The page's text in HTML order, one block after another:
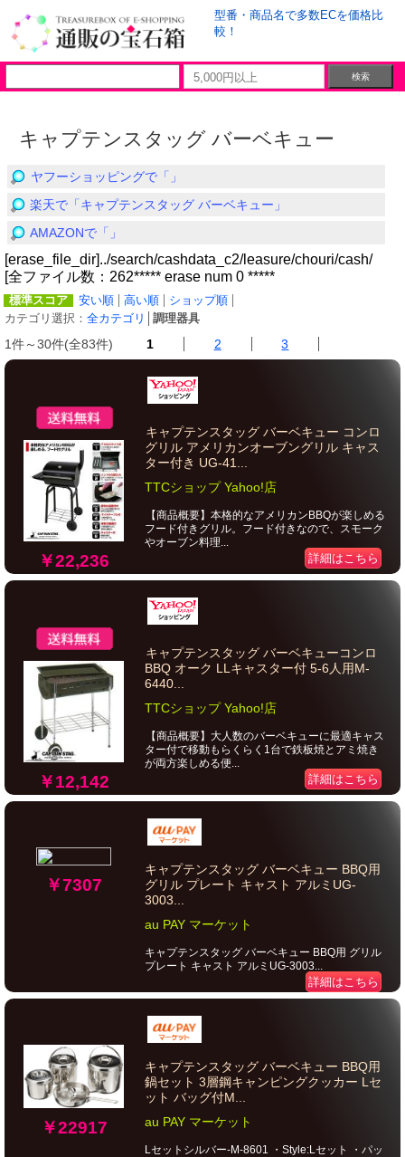
型番・商品名で多数ECを価格比
較！
キャプテンスタッグ バーベキュー
ヤフーショッピングで「」
楽天で「キャプテンスタッグ バーベキュー」
AMAZONで「」
[erase_file_dir]../search/cashdata_c2/leasure/chouri/cash/
[全ファイル数：262***** erase num 0 *****
標準スコア 安い順 高い順
ショップ順
カテゴリ選択： 全カテゴリ 調理器具
1件～30件(全83件) 1 2 3
￥22,236
キャプテンスタッグ バーベキュー コンロ
グリル アメリカンオーブングリル キャス
ター付き UG-41...
TTCショップ Yahoo!店
【商品概要】本格的なアメリカンBBQが楽しめる
フード付きグリル。フード付きなので、スモーク
やオーブン料理...
詳細はこちら
￥12,142
キャプテンスタッグ バーベキューコンロ
BBQ オーク LLキャスター付 5-6人用M-
6440...
TTCショップ Yahoo!店
【商品概要】大人数のバーベキューに最適キャス
ター付で移動もらくらく1台で鉄板焼とアミ焼き
が両方楽しめる便...
詳細はこちら
￥7307
キャプテンスタッグ バーベキュー BBQ用
グリル プレート キャスト アルミUG-
3003...
au PAY マーケット
キャプテンスタッグ バーベキュー BBQ用 グリル
プレート キャスト アルミUG-3003...
詳細はこちら
￥22917
キャプテンスタッグ バーベキュー BBQ用
鍋セット 3層鋼キャンピングクッカー Lセ
ット バッグ付M...
au PAY マーケット
Lセットシルバー-M-8601 ・Style:Lセット ・パッ